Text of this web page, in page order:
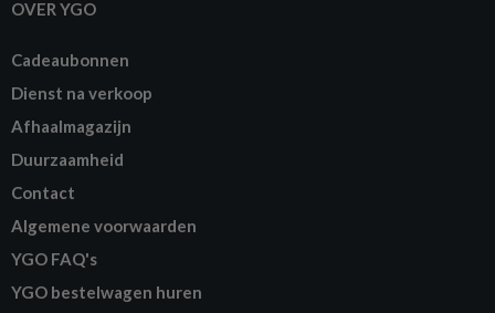
OVER YGO
Cadeaubonnen
Dienst na verkoop
Afhaalmagazijn
Duurzaamheid
Contact
Algemene voorwaarden
YGO FAQ's
YGO bestelwagen huren